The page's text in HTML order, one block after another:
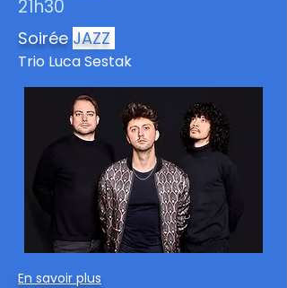
21h30
Soirée JAZZ
Trio Luca Sestak
En savoir plus